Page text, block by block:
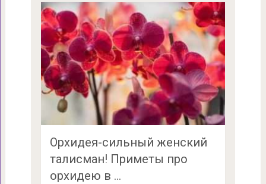
Орхидея-сильный женский
талисман! Приметы про
орхидею в …